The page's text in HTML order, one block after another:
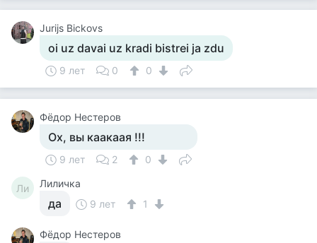
Jurijs Bickovs
oi uz davai uz kradi bistrei ja zdu
9 лет 0 0
Фёдор Нестеров
Ох, вы каакаая !!!
9 лет 2 0
Ли Лиличка
да 9 лет 1
Фёдор Нестеров